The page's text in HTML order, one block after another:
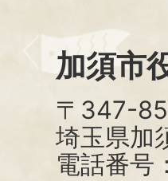
加須市
〒347-
埼玉県加
電話番号